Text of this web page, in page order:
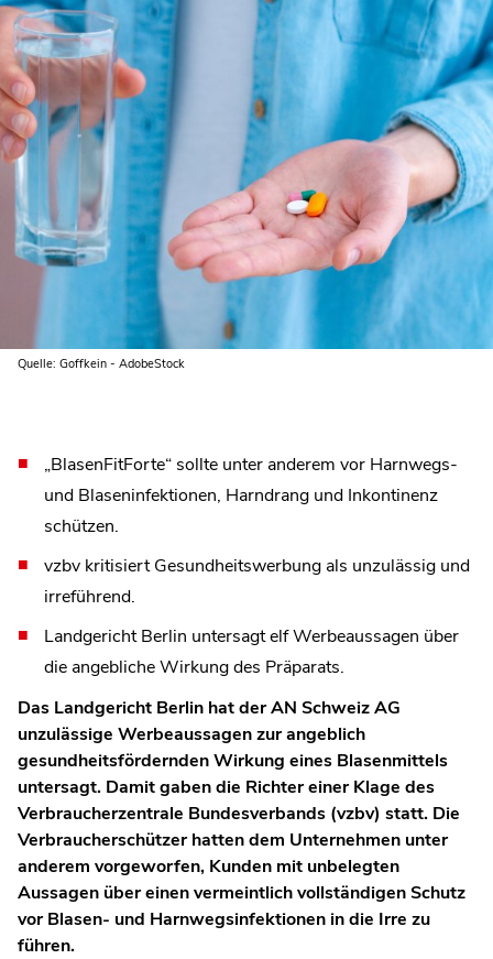
Quelle: Goffkein - AdobeStock
„BlasenFitForte“ sollte unter anderem vor Harnwegs-
und Blaseninfektionen, Harndrang und Inkontinenz
schützen.
vzbv kritisiert Gesundheitswerbung als unzulässig und
irreführend.
Landgericht Berlin untersagt elf Werbeaussagen über
die angebliche Wirkung des Präparats.
Das Landgericht Berlin hat der AN Schweiz AG
unzulässige Werbeaussagen zur angeblich
gesundheitsfördernden Wirkung eines Blasenmittels
untersagt. Damit gaben die Richter einer Klage des
Verbraucherzentrale Bundesverbands (vzbv) statt. Die
Verbraucherschützer hatten dem Unternehmen unter
anderem vorgeworfen, Kunden mit unbelegten
Aussagen über einen vermeintlich vollständigen Schutz
vor Blasen- und Harnwegsinfektionen in die Irre zu
führen.